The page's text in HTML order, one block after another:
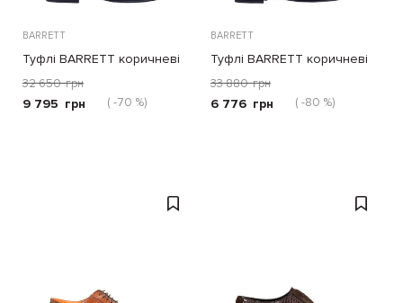
BARRETT
Туфлі BARRETT коричневі
32 650 грн
9 795 грн ( -70 %)
BARRETT
Туфлі BARRETT коричневі
33 880 грн
6 776 грн ( -80 %)